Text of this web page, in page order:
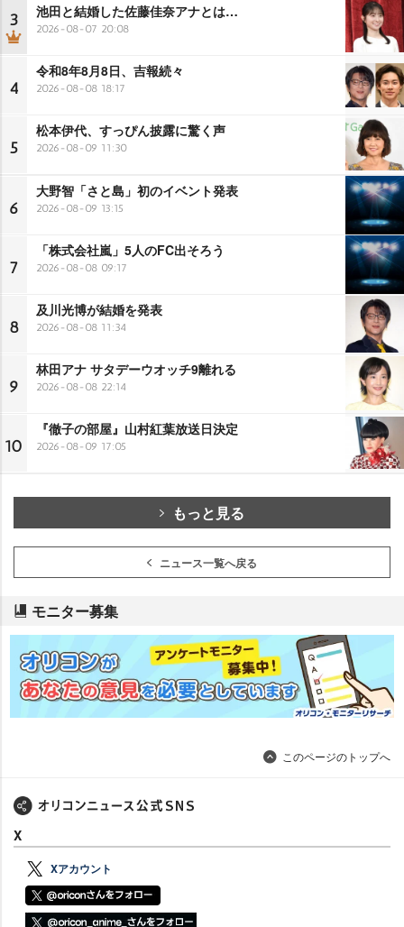
3 池田と結婚した佐藤佳奈アナとは…
2026-08-07 20:08
4
令和8年8月8日、吉報続々
2026-08-08 18:17
5
松本伊代、すっぴん披露に驚く声
2026-08-09 11:30
6
大野智「さと島」初のイベント発表
2026-08-09 13:15
7
「株式会社嵐」5人のFC出そろう
2026-08-08 09:17
8
及川光博が結婚を発表
2026-08-08 11:34
9
林田アナ サタデーウオッチ9離れる
2026-08-08 22:14
10
『徹子の部屋』山村紅葉放送日決定
2026-08-09 17:05
もっと見る
ニュース一覧へ戻る
モニター募集
このページのトップへ
X
Xアカウント